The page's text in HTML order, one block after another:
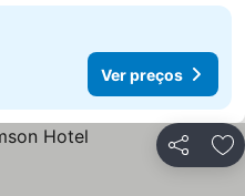
Ver preços
Partilhar